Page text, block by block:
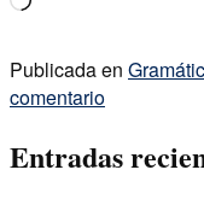
Publicada en
comentario
Entradas